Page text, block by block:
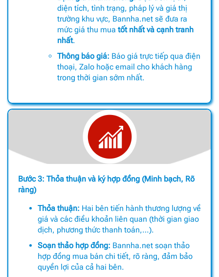
diện tích, tình trạng, pháp lý và giá thị
trường khu vực, Bannha.net sẽ đưa ra
mức giá thu mua tốt nhất và cạnh tranh
nhất.
Thông báo giá: Báo giá trực tiếp qua điện
thoại, Zalo hoặc email cho khách hàng
trong thời gian sớm nhất.
Bước 3: Thỏa thuận và ký hợp đồng (Minh bạch, Rõ
ràng)
Thỏa thuận: Hai bên tiến hành thương lượng về
giá và các điều khoản liên quan (thời gian giao
dịch, phương thức thanh toán,…).
Soạn thảo hợp đồng: Bannha.net soạn thảo
hợp đồng mua bán chi tiết, rõ ràng, đảm bảo
quyền lợi của cả hai bên.